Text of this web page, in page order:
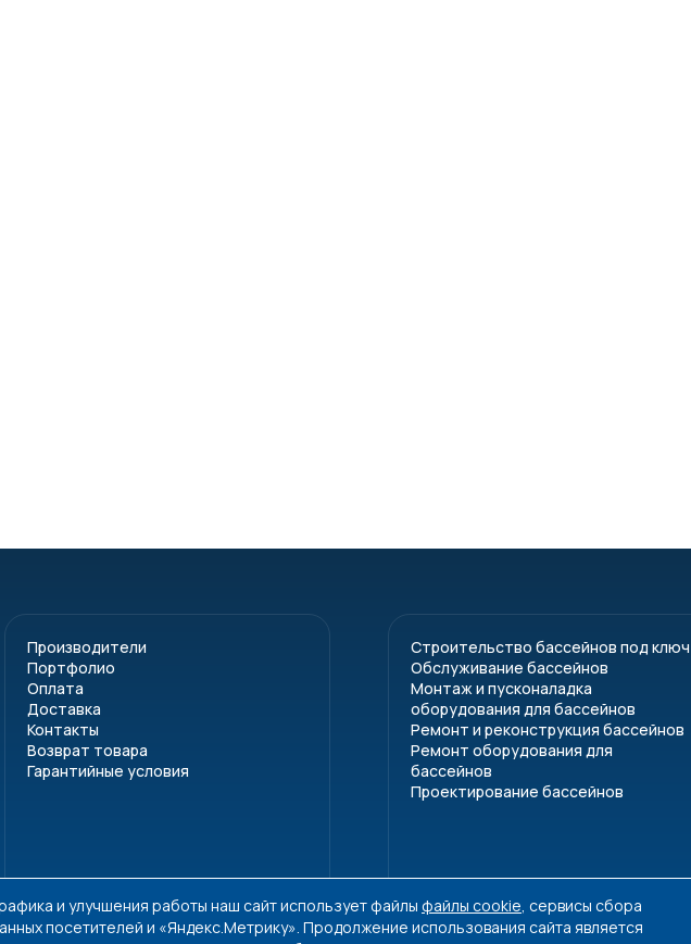
Производители
Портфолио
Оплата
Доставка
Контакты
Возврат товара
Гарантийные условия
Строительство бассейнов под ключ
Обслуживание бассейнов
Монтаж и пусконаладка
оборудования для бассейнов
Ремонт и реконструкция бассейнов
Ремонт оборудования для
бассейнов
Проектирование бассейнов
и улучшения работы наш сайт использует файлы файлы cookie, сервисы сбора
посетителей и «Яндекс.Метрику». Продолжение использования сайта является